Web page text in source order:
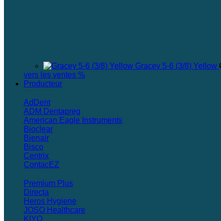
Gracey 5-6 (3/8) Yellow
vers les ventes %
Producteur
AdDent
ADM Dentapreg
American Eagle Instruments
Bioclear
Bienair
Bisco
Centrix
ContacEZ
Premium Plus
Directa
Heros Hygiene
JOSO Healthcare
KIYO